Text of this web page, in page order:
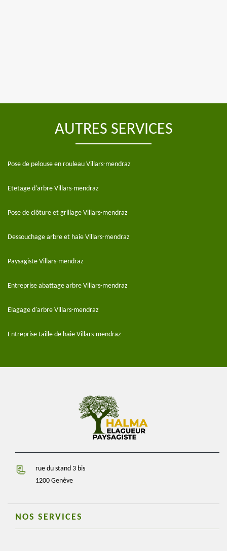
AUTRES SERVICES
Pose de pelouse en rouleau Villars-mendraz
Etetage d'arbre Villars-mendraz
Pose de clôture et grillage Villars-mendraz
Dessouchage arbre et haie Villars-mendraz
Paysagiste Villars-mendraz
Entreprise abattage arbre Villars-mendraz
Elagage d'arbre Villars-mendraz
Entreprise taille de haie Villars-mendraz
rue du stand 3 bis
1200 Genève
NOS SERVICES